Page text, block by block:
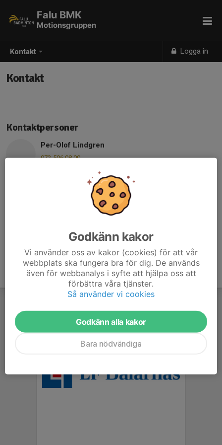
Kontakt Logga in
Falu BMK
Motionsgruppen
Kontakt
Kontaktpersoner
Per-Olof Lindgren
072-506 08 00
Mikael Svedlund
Mobil visas bara för inloggade
E-post visas bara för inloggade
Godkänn kakor
Vi använder oss av kakor (cookies) för att vår
webbplats ska fungera bra för dig. De används
även för webbanalys i syfte att hjälpa oss att
förbättra våra tjänster.
Så använder vi cookies
Godkänn alla kakor
Bara nödvändiga